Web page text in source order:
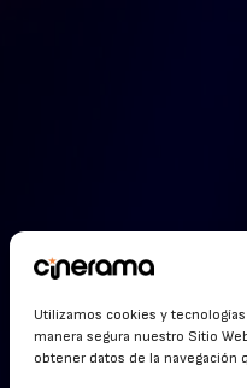
Utilizamos cookies y
manera segura nuestro Sitio
obtener datos de la navegación